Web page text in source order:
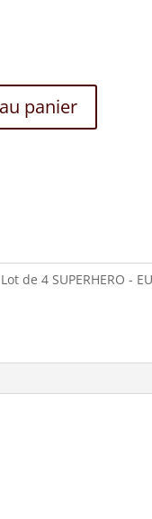
panier
de 4 SUPERHERO - EU